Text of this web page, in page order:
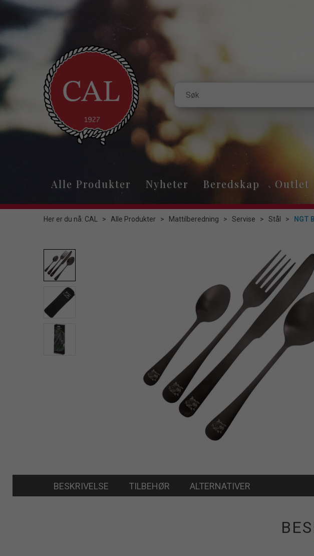
Alle Produkter Nyheter Beredskap Outlet
Her er du nå: CAL > Alle Produkter > Mattilberedning > Servise > Stål > NGT
BESKRIVELSE TILBEHØR ALTERNATIVER